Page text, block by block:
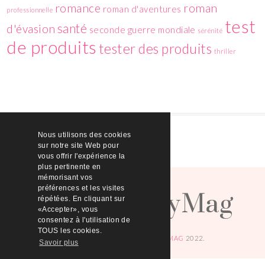
Nous utilisons des cookies
sur notre site Web pour
vous offrir l'expérience la
plus pertinente en
mémorisant vos
préférences et les visites
répétées. En cliquant sur
«Accepter», vous
consentez à l'utilisation de
TOUS les cookies.
Savoir plus
professionnelle romance roman d'aventures roman
d'évasion santé seconde guerre mondiale sérénité test
de produits tester des produits thriller
HelloBeautyMag
© COPYRIGHT HELLOBEAUTYMAG 2022.